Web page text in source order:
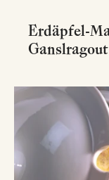
Erdäpfel-
Ganslragout